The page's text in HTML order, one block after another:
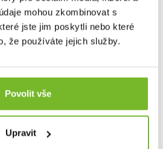
mohou zkombinovat s
jste jim poskytli nebo které
že používáte jejich služby.
Povolit vše
Upravit
7,54 €
posledních 24 ks